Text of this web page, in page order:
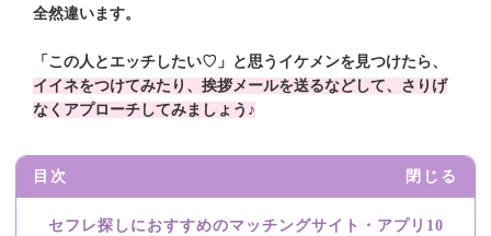
全然違います。
「この人とエッチしたい♡」と思うイケメンを見つけたら、
イイネをつけてみたり、挨拶メールを送るなどして、さりげ
なくアプローチしてみましょう♪
目次 閉じる
セフレ探しにおすすめのマッチングサイト・アプリ10